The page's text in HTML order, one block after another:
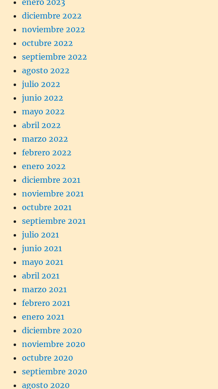
diciembre 2022
noviembre 2022
octubre 2022
septiembre 2022
agosto 2022
julio 2022
junio 2022
mayo 2022
abril 2022
marzo 2022
febrero 2022
enero 2022
diciembre 2021
noviembre 2021
octubre 2021
septiembre 2021
julio 2021
junio 2021
mayo 2021
abril 2021
marzo 2021
febrero 2021
enero 2021
diciembre 2020
noviembre 2020
octubre 2020
septiembre 2020
agosto 2020